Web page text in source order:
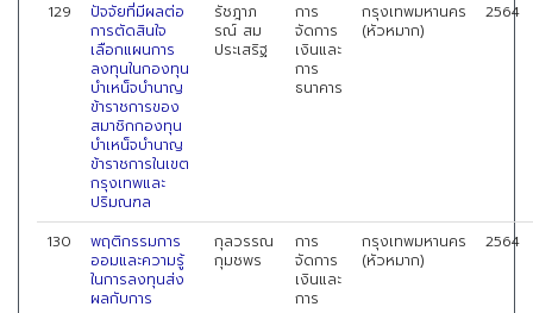
129
ปัจจัยที่มีผลต่อ
การตัดสินใจ
เลือกแผนการ
ลงทุนในกองทุน
บำเหน็จบำนาญ
ข้าราชการของ
สมาชิกกองทุน
บำเหน็จบำนาญ
ข้าราชการในเขต
กรุงเทพและ
ปริมณฑล
รัชฎาภ
รณ์ สม
ประเสริฐ
การ
จัดการ
เงินและ
การ
ธนาคาร
กรุงเทพมหานคร
(หัวหมาก)
2564
130
พฤติกรรมการ
ออมและความรู้
ในการลงทุนส่ง
ผลกับการ
กุลวรรณ
กุมชพร
การ
จัดการ
เงินและ
การ
กรุงเทพมหานคร
(หัวหมาก)
2564